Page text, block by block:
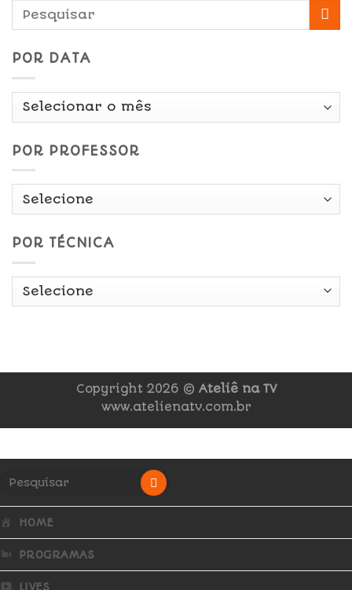
POR DATA
Por
POR PROFESSOR
POR TÉCNICA
Copyright 2026 © Ateliê na TV
www.atelienatv.com.br
HOME
PROGRAMAS
LIVES